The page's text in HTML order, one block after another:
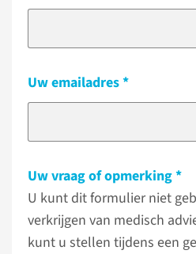
Uw emailadres
Uw vraag of opmerking
U kunt dit formulier niet
verkrijgen van medisch
kunt u stellen tijdens een